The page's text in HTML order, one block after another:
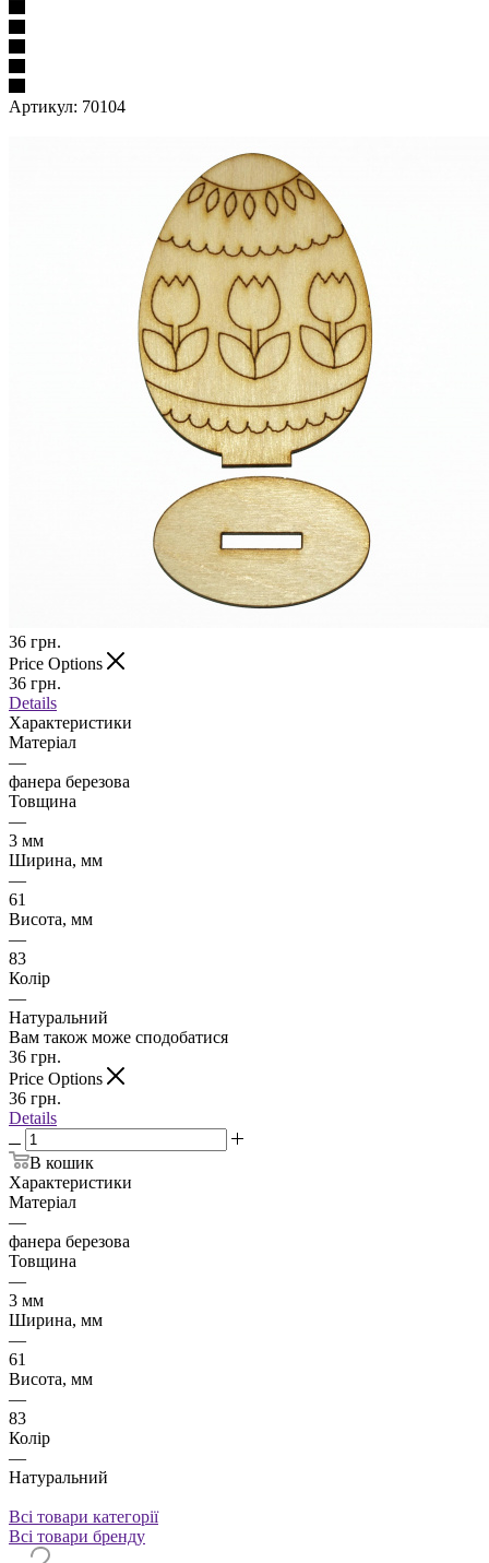
Артикул: 70104
36 грн.
Price Options
36 грн.
Details
Характеристики
Матеріал
—
фанера березова
Товщина
—
3 мм
Ширина, мм
—
61
Висота, мм
—
83
Колір
—
Натуральний
Вам також може сподобатися
36 грн.
Price Options
36 грн.
Details
В кошик
Характеристики
Матеріал
—
фанера березова
Товщина
—
3 мм
Ширина, мм
—
61
Висота, мм
—
83
Колір
—
Натуральний
Всі товари категорії
Всі товари бренду